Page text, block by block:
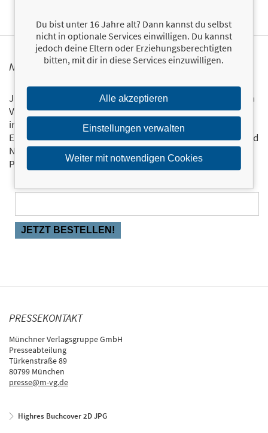
NEWSLETTER FINANZBUCH VERLAG
Ja, ich will mit dem kostenlosen Newsletter des FinanzBuch
Verlags über die aktuellen Trends im Finanzbereich
informiert bleiben.
Einmal pro Monat landen die aktuellsten Entwicklungen und
Neuerscheinungen via Newsletter direkt in Ihrem E-Mail-
Postfach.
Bestellen Sie jetzt den FBV-Newsletter!
PRESSEKONTAKT
Münchner Verlagsgruppe GmbH
Presseabteilung
Türkenstraße 89
80799 München
presse@m-vg.de
Highres Buchcover 2D JPG
Du bist unter 16 Jahre alt? Dann kannst du selbst
nicht in optionale Services einwilligen. Du kannst
jedoch deine Eltern oder Erziehungsberechtigten
bitten, mit dir in diese Services einzuwilligen.
Alle akzeptieren
Einstellungen verwalten
Weiter mit notwendigen Cookies